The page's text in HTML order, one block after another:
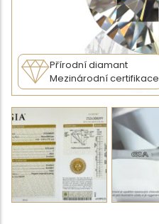
Přírodní diamant
Mezinárodní certifikace